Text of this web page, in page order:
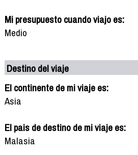
Mi presupuesto cuando viajo es:
Medio
Destino del viaje
El continente de mi viaje es:
Asia
El pais de destino de mi viaje es:
Malasia